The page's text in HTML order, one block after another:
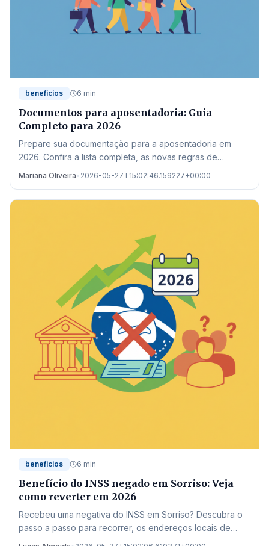
beneficios 6 min
Documentos para aposentadoria: Guia
Completo para 2026
Prepare sua documentação para a aposentadoria em
2026. Confira a lista completa, as novas regras de
Mariana Oliveira• 2026-05-27T15:02:46.159227+00:00
beneficios 6 min
Benefício do INSS negado em Sorriso: Veja
como reverter em 2026
Recebeu uma negativa do INSS em Sorriso? Descubra o
passo a passo para recorrer, os endereços locais de